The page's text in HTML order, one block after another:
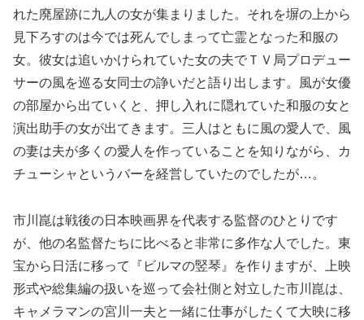
れた廃屋跡に九人の女が集まりました。それを塀の上から
見下ろすのは今では死んでしまって亡霊となった和服の
女。彼女は追いかけられていた女の夫でＴＶ局プロデュー
サーの風を巡る女同士の諍いだと語り出します。風が女優
の部屋から出ていくと、押し入れに隠れていた和服の女と
演出助手の女が出てきます。三人はともに風の愛人で、風
の妻は夫が多くの愛人を作っていることを知りながら、カ
チューシャというバーを経営していたのでしたが…。
市川崑は戦後の日本映画界を代表する監督のひとりです
が、他の名監督たちに比べると非常に多作な人でした。東
宝から日活に移って『ビルマの竪琴』を作りますが、上映
形式や総集編の扱いを巡って会社側と対立した市川崑は、
キャメラマンの宮川一夫と一緒に仕事がしたくて大映に移